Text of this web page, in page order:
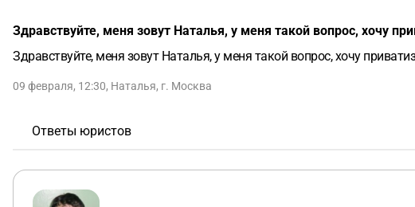
Здравствуйте, меня зовут Наталья, у меня такой вопрос, хочу
Здравствуйте, меня зовут Наталья, у меня такой вопрос, хочу
09 февраля, 12:30, Наталья, г. Москва
Ответы юристов